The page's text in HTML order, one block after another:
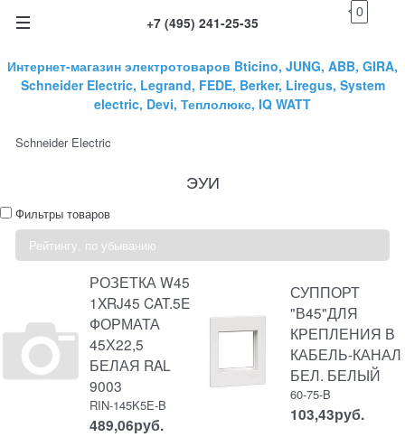
+7 (495) 241-25-35
0
Интернет-магазин электротоваров Bticino, JUNG, ABB, GIRA,
Schneider Electric, Legrand, FEDE, Berker, Liregus, System
electric, Devi, Теплолюкс, IQ WATT
Schneider Electric
ЭУИ
Фильтры товаров
РОЗЕТКА W45
1XRJ45 CAT.5E
ФОРМАТА
45Х22,5
БЕЛАЯ RAL
9003
RIN-145K5E-B
489,06руб.
СУППОРТ
"В45"ДЛЯ
КРЕПЛЕНИЯ В
КАБЕЛЬ-КАНАЛ
БЕЛ. БЕЛЫЙ
60-75-B
103,43руб.